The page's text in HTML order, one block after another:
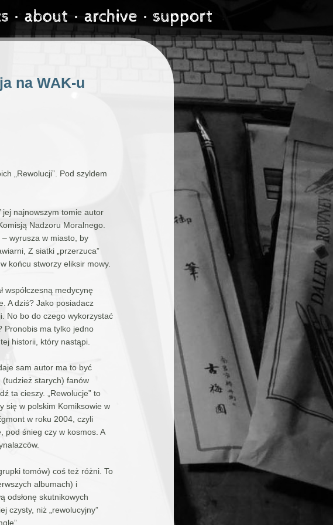
na WAK-u
„Rewolucji”. Pod szyldem
jej najnowszym tomie autor
Nadzoru Moralnego.
wyrusza w miasto, by
Z siatki „przerzuca”
końcu stworzy eliksir mowy.
współczesną medycynę
A dziś? Jako posiadacz
No bo do czego wykorzystać
Pronobis ma tylko jedno
historii, który nastąpi.
sam autor ma to być
(tudzież starych) fanów
ta cieszy. „Rewolucje” to
się w polskim Komiksowie w
w roku 2004, czyli
pod śnieg czy w kosmos. A
tomów) coś też różni. To
albumach) i
odsłonę skutnikowych
czysty, niż „rewolucyjny”